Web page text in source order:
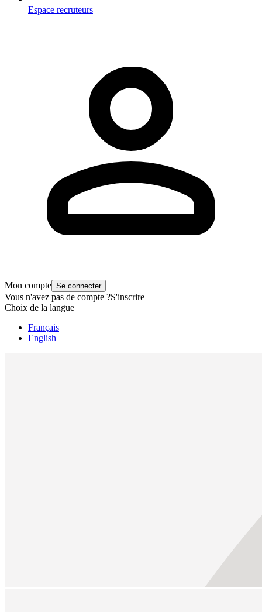
Espace recruteurs
Mon compte Se connecter
Vous n'avez pas de compte ?S'inscrire
Choix de la langue
Français
English